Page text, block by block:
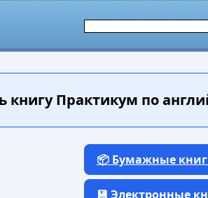
книгуПрактикум по
📦 Бумажные
💾 Электронные